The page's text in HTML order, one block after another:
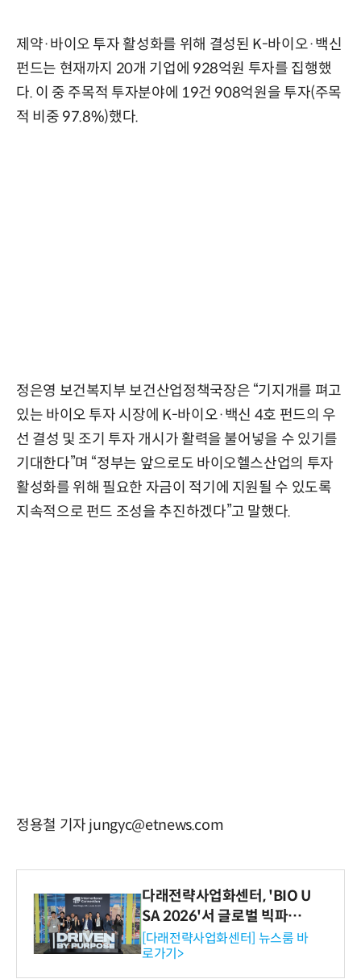
제약·바이오 투자 활성화를 위해 결성된 K-바이오·백신
펀드는 현재까지 20개 기업에 928억원 투자를 집행했
다. 이 중 주목적 투자분야에 19건 908억원을 투자(주목
적 비중 97.8%)했다.
정은영 보건복지부 보건산업정책국장은 “기지개를 펴고
있는 바이오 투자 시장에 K-바이오·백신 4호 펀드의 우
선 결성 및 조기 투자 개시가 활력을 불어넣을 수 있기를
기대한다”며 “정부는 앞으로도 바이오헬스산업의 투자
활성화를 위해 필요한 자금이 적기에 지원될 수 있도록
지속적으로 펀드 조성을 추진하겠다”고 말했다.
정용철 기자 jungyc@etnews.com
다래전략사업화센터, 'BIO U
SA 2026'서 글로벌 빅파마
와의 비즈니스 미팅 지원…K
-바이오 해외 진출 교두보 확
[다래전략사업화센터] 뉴스룸 바
로가기>